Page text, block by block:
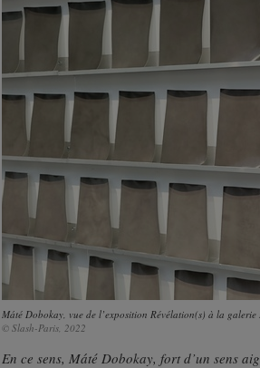
Máté Dobokay, vue de l’exposition Révélation(s) à la
© Slash-Paris, 2022
En ce sens, Máté Dobokay, fort d’un sens